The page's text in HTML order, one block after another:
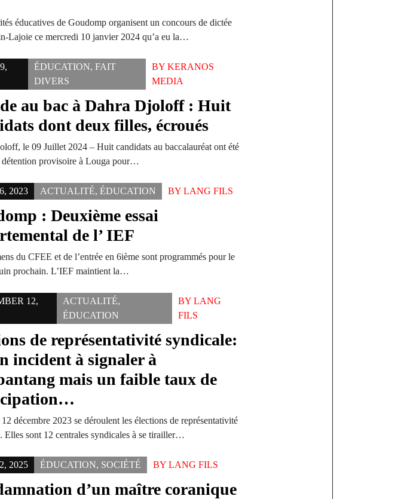
éducatives de Goudomp organisent un concours de dictée
Lajoie ce mercredi 10 janvier 2024 qu’a eu la…
ÉDUCATION, FAIT
DIVERS
BY KERANOS
MEDIA
au bac à Dahra Djoloff : Huit
dont deux filles, écroués
le 09 Juillet 2024 – Huit candidats au baccalauréat ont été
détention provisoire à Louga pour…
2023 ACTUALITÉ,ÉDUCATION BYLANG FILS
: Deuxième essai
de l’ IEF
du CFEE et de l’entrée en 6ième sont programmés pour le
prochain. L’IEF maintient la…
12,
ACTUALITÉ,
ÉDUCATION
BYLANG
FILS
de représentativité syndicale:
incident à signaler à
mais un faible taux de
décembre 2023 se déroulent les élections de représentativité
Elles sont 12 centrales syndicales à se tirailler…
2025 ÉDUCATION, SOCIÉTÉ BYLANG FILS
d’un maître coranique